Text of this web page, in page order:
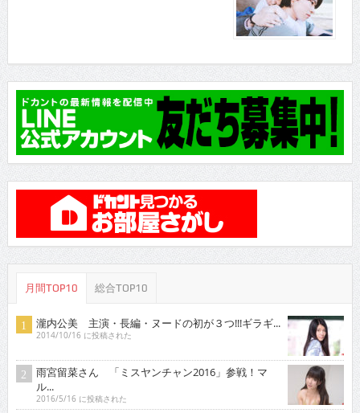
月間TOP10 総合TOP10
瀧内公美 主演・長編・ヌードの初が３つ!!!ギラギ...
2014/10/16 に投稿された
雨宮留菜さん 「ミスヤンチャン2016」参戦！マ
ル...
2016/5/16 に投稿された